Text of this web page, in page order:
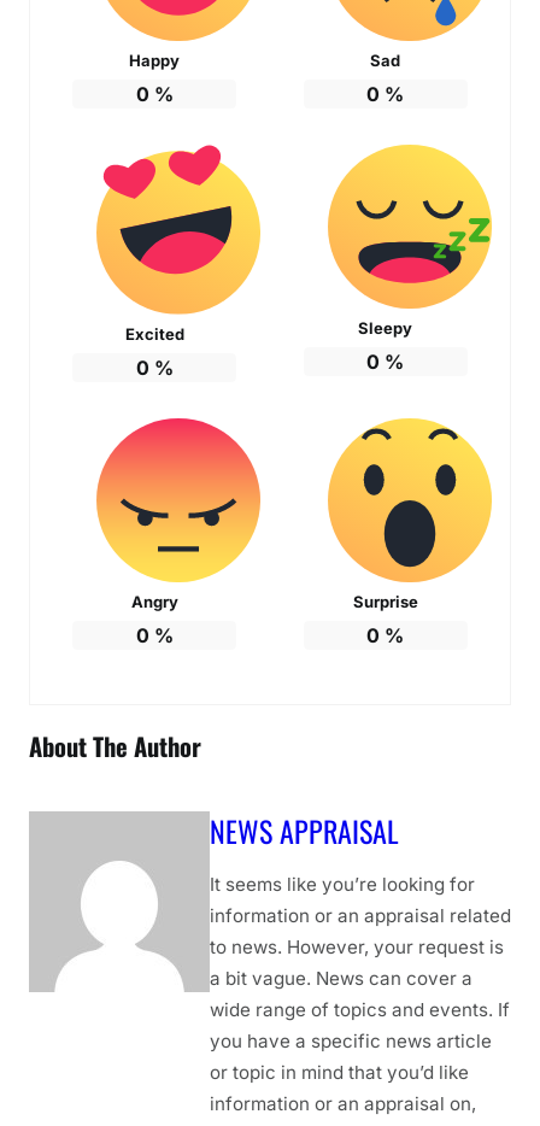
Happy
0 %
Sad
0 %
Excited
0 %
Sleepy
0 %
Angry
0 %
Surprise
0 %
About The Author
NEWS APPRAISAL
It seems like you’re looking for
information or an appraisal related
to news. However, your request is
a bit vague. News can cover a
wide range of topics and events. If
you have a specific news article
or topic in mind that you’d like
information or an appraisal on,